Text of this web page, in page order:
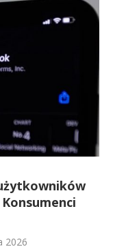
2026